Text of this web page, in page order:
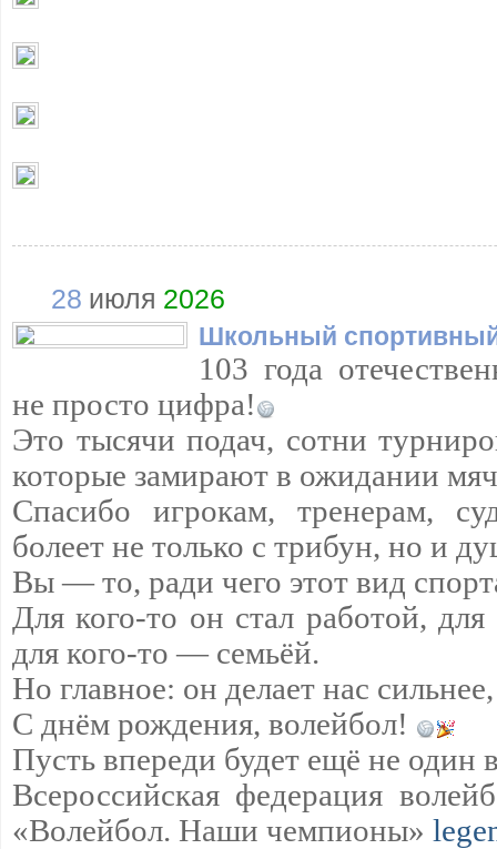
28 июля 2026
Школьный
103 года
не просто цифра!
Это тысячи подач, сотни
которые замирают в ожидании
Спасибо игрокам, тренерам,
болеет не только с трибун, но и
Вы — то, ради чего этот вид
Для кого-то он стал работой,
для кого-то — семьёй.
Но главное: он делает нас
С днём рождения, волейбол!
Пусть впереди будет ещё не один
Всероссийская федерация
«Волейбол. Наши чемпионы»